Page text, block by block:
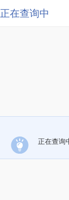
正在查询中
正在查询